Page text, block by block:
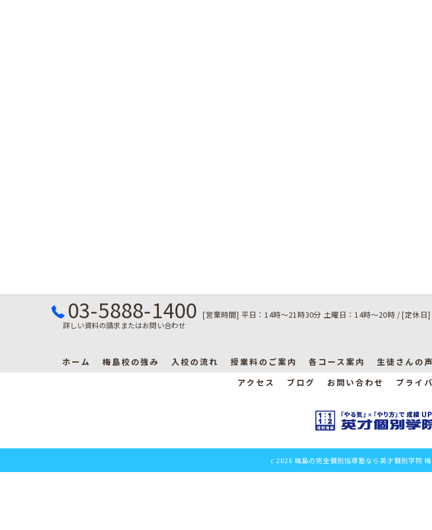
03-5888-1400
詳しい資料の請求またはお問い合わせ
[営業時間] 平日：14時～21時30分 土曜日：14時～20時 / [定休日]
ホーム 梅島校の強み 入校の流れ 授業料のご案内 各コース案内 生徒さんの声
アクセス
ブログ お問い合わせ プライ
c 2026 梅島の完全個別指導塾なら英才個別学院 梅